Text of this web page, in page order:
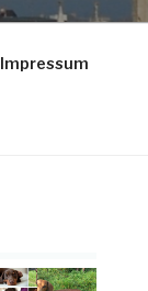
Impressum